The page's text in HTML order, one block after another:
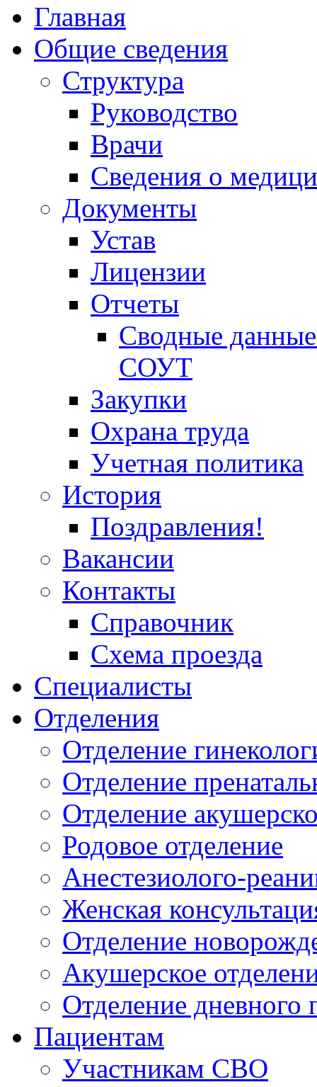
Главная
Общие сведения
Структура
Руководство
Врачи
Сведения о
Документы
Устав
Лицензии
Отчеты
Сводные данные
СОУТ
Закупки
Охрана труда
Учетная политика
История
Поздравления!
Вакансии
Контакты
Справочник
Схема проезда
Специалисты
Отделения
Отделение
Отделение
Отделение
Родовое отделение
Анестезиолого-
Женская
Отделение
Акушерское
Отделение дневного
Пациентам
Участникам СВО